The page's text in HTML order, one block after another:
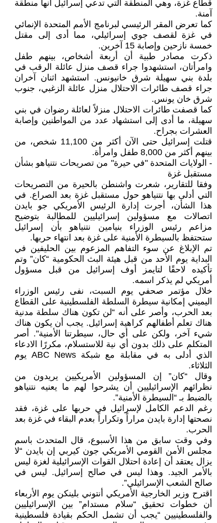
قطاع غزة، وهي المنطقة التي تدعي إسرائيل أنها منطقة
آمنة.
كما تعرض المقر الرئيسي لبرنامج الأمم المتحدة الإنمائي
في غزة لقصف جوي إسرائيلي، مما أدى إلى مقتل
خمسة نازحين وإصابة 15 آخرين.
ذكرت مصادر طبية أن أربعة أشخاص، بينهم طفل
وامرأتان، استشهدوا جراء قصف منزل عائلة الرقب في
بلدة بني سهيلة شرق خانيونس. استشهد اثنان آخران
جراء قصف طائرات الاحتلال منزل عائلة الزغبي، جنوب
شرق خان يونس.
كما قصفت طائرات الاحتلال منزلاً لعائلة رضوان في بني
سهيلة، ما أدى إلى استشهاد عدد من المواطنين وإصابة
العشرات بجراح.
قتلت إسرائيل حتى الآن أكثر من 11,100 شخص، من
بينهم أكثر من 8,000 طفل وامرأة.
- الولايات المتحدة "في حيرة" من تصريحات نتنياهو بشأن
مستقبل غزة
وفقا للتقارير، شعرت واشنطن بالحيرة من التصريحات
التي أدلى بها نتنياهو حول مستقبل غزة بعد الصراع. في
هذا الشأن، أجرت إدارة الرئيس الأمريكي جو بايدن
اتصالات مع مسؤولين إسرائيليين للمطالبة بتوضيح
مزاعم رئيس الوزراء بنيامين نتنياهو بأن إسرائيل
ستحتفظ بالسيطرة الأمنية على غزة بعد انتهاء حربها.
تم الإبلاغ عن سوء التفاهم المزعوم بين الحليفين في
البداية يوم الأحد من قبل هيئة البث الحكومية “كان” وتم
تأكيده لاحقًا لتايمز أوف إسرائيل من قبل مسؤول
أمريكي لم يذكر اسمه.
خلال مؤتمر صحفي يوم السبت، نفى رئيس الوزراء
اليميني إمكانية سيطرة السلطة الفلسطينية على القطاع
بعد الحرب، وأصر على أنه “لن تكون هناك سلطة مدنية
هناك تعلم أطفالهم كراهية إسرائيل. يجب أن يكون هناك
شيء آخر، ولكن على أي حال، سيطرتنا الأمنية". أصر
المتكلم على ذلك بدون أي نية للاستسلام، مكررًا الادعاء
الذي أدلى به في مقابلة مع شبكة ABC News يوم
الثلاثاء.
وقال “كان” إن المسؤولين الأمريكيين يريدون من
نظرائهم الإسرائيليين أن يشرحوا لهم ما يعنيه نتنياهو
بالضبط بـ “السيطرة الأمنية”.
رغم الدعم الكامل لإسرائيل في حربها على غزة، فقد
نصحتها إدارة بايدن مراراً وتكراراً بعدم البقاء في غزة بعد
الحرب.
وفي وقت سابق من هذا الأسبوع، قال المتحدث باسم
مجلس الأمن القومي الأمريكي جون كيربي إن بايدن “لا
يزال يعتقد أن إعادة احتلال القوات الإسرائيلية لغزة ليس
بالأمر الجيد. وهذا ليس في صالح إسرائيل. ليس في
صالح الشعب الإسرائيلي”.
اقترح وزير الخارجية الأمريكي أنتوني بلينكن يوم الأربعاء
أن خطوات تحقيق “سلام مستدام” بين الإسرائيليين
والفلسطينيين “يجب أن تشمل الحكم بقيادة فلسطينية